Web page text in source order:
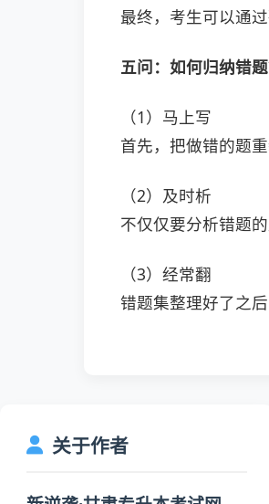
最终，考生可以通
五问： 如何归纳错题
（1）马上写
首先，把做错的题
（2）及时析
不仅仅要分析错题
（3）经常翻
错题集整理好了之
关于作者